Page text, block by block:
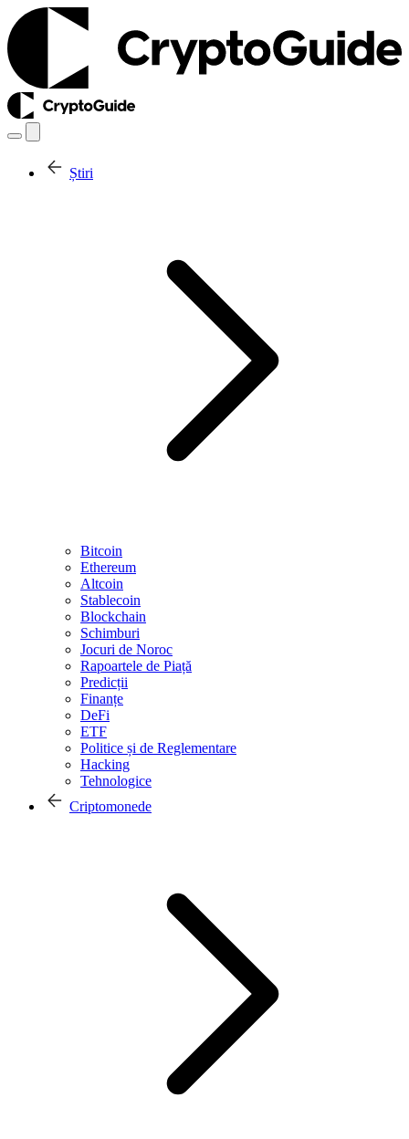
Știri
Bitcoin
Ethereum
Altcoin
Stablecoin
Blockchain
Schimburi
Jocuri de Noroc
Rapoartele de Piață
Predicții
Finanțe
DeFi
ETF
Politice și de Reglementare
Hacking
Tehnologice
Criptomonede